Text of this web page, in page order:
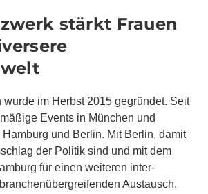
stärkt Frauen
wurde im Herbst 2015 gegründet. Seit
Events in München und
und Berlin. Mit Berlin, damit
der Politik sind und mit dem
für einen weiteren inter­
Austausch.